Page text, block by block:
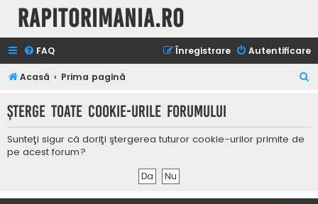
Rapitorimania.ro
FAQ Autentificare
Înregistrare
Acasă Prima pagină
t
Şterge toate cookie-urile forumului
Sunteţi sigur că doriţi ştergerea tuturor cookie-urilor primite de
pe acest forum?